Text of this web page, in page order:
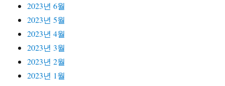
2023년 6월
2023년 5월
2023년 4월
2023년 3월
2023년 2월
2023년 1월